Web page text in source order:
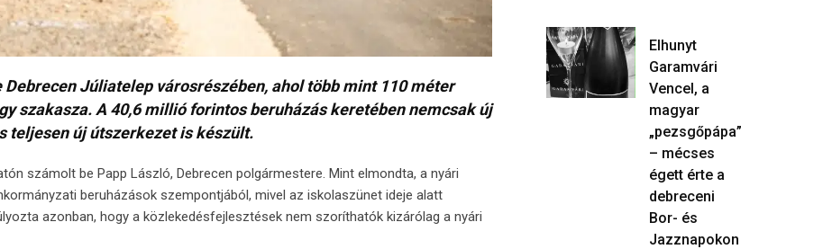
Júliatelep városrészében, ahol több mint 110 méter
szakasza. A 40,6 millió forintos beruházás keretében nemcsak új
teljesen új útszerkezet is készült.
számolt be Papp László, Debrecen polgármestere. Mint elmondta, a nyári
beruházások szempontjából, mivel az iskolaszünet ideje alatt
azonban, hogy a közlekedésfejlesztések nem szoríthatók kizárólag a nyári
Elhunyt
Garamvári
Vencel, a
magyar
„pezsgőpápa”
– mécses
égett érte a
debreceni
Bor- és
Jazznapokon